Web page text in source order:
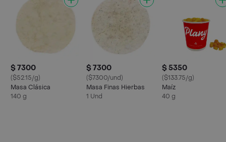
$ 7300
($52.15/g)
Masa Clásica
140 g
$ 7300
($7300/und)
Masa Finas Hierbas
1 Und
$ 5350
($133.75/g)
Maíz
40 g